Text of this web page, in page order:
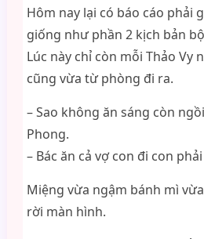
Hôm nay lại có báo cáo phải
giống như phần 2 kịch bản
Lúc này chỉ còn mỗi Thảo Vy
cũng vừa từ phòng đi ra.
– Sao không ăn sáng còn
Phong.
– Bác ăn cả vợ con đi con
Miệng vừa ngậm bánh mì
rời màn hình.